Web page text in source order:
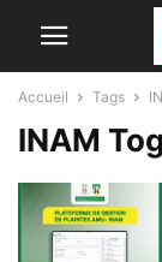
Accueil Tags
INAM